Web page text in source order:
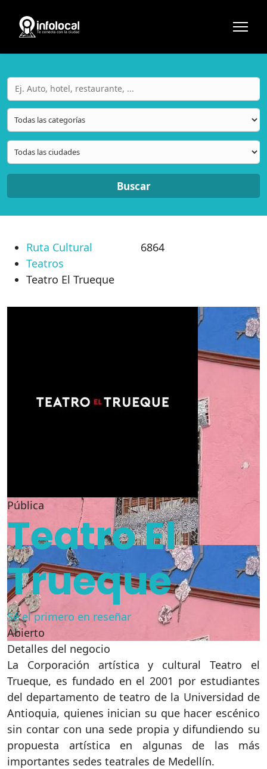
Buscar
Ruta Cultural
Teatros
Teatro El Trueque
6864
Pública
Teatro El
Trueque
Sé el primero en reseñar
Abierto
Detalles del negocio
La Corporación artística y cultural Teatro el
Trueque, es fundado en el 2001 por estudiantes
del departamento de teatro de la Universidad de
Antioquia, quienes inician su que hacer escénico
sin contar con una sede propia y difundiendo su
propuesta artística en algunas de las más
importantes sedes teatrales de Medellín.